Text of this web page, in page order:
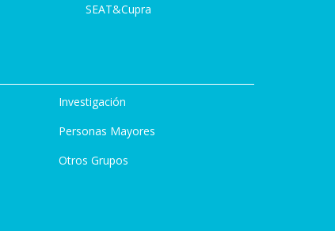
SEAT&Cupra
Investigación
Personas Mayores
Otros Grupos